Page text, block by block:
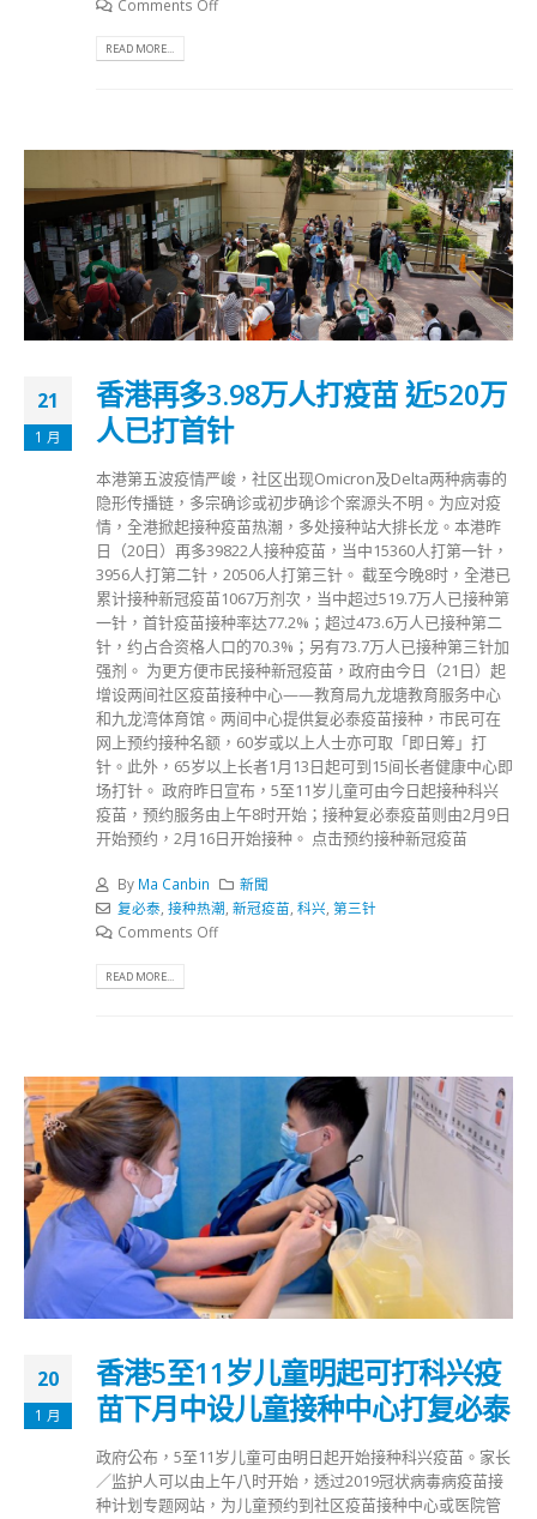
Comments Off
READ MORE...
21
1 月
香港再多3.98万人打疫苗 近520万
人已打首针
本港第五波疫情严峻，社区出现Omicron及Delta两种病毒的
隐形传播链，多宗确诊或初步确诊个案源头不明。为应对疫
情，全港掀起接种疫苗热潮，多处接种站大排长龙。本港昨
日（20日）再多39822人接种疫苗，当中15360人打第一针，
3956人打第二针，20506人打第三针。 截至今晚8时，全港已
累计接种新冠疫苗1067万剂次，当中超过519.7万人已接种第
一针，首针疫苗接种率达77.2%；超过473.6万人已接种第二
针，约占合资格人口的70.3%；另有73.7万人已接种第三针加
强剂。 为更方便市民接种新冠疫苗，政府由今日（21日）起
增设两间社区疫苗接种中心——教育局九龙塘教育服务中心
和九龙湾体育馆。两间中心提供复必泰疫苗接种，市民可在
网上预约接种名额，60岁或以上人士亦可取「即日筹」打
针。此外，65岁以上长者1月13日起可到15间长者健康中心即
场打针。 政府昨日宣布，5至11岁儿童可由今日起接种科兴
疫苗，预约服务由上午8时开始；接种复必泰疫苗则由2月9日
开始预约，2月16日开始接种。 点击预约接种新冠疫苗
By Ma Canbin
新聞
复必泰, 接种热潮, 新冠疫苗, 科兴, 第三针
Comments Off
READ MORE...
20
1 月
香港5至11岁儿童明起可打科兴疫
苗下月中设儿童接种中心打复必泰
政府公布，5至11岁儿童可由明日起开始接种科兴疫苗。家长
／监护人可以由上午八时开始，透过2019冠状病毒病疫苗接
种计划专题网站，为儿童预约到社区疫苗接种中心或医院管